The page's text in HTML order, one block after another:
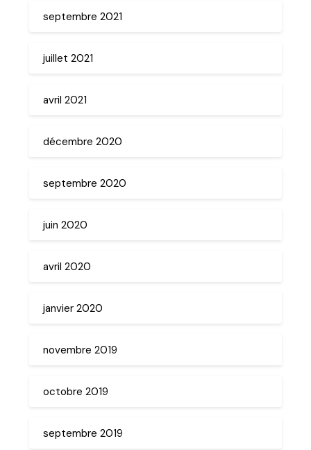
septembre 2021
juillet 2021
avril 2021
décembre 2020
septembre 2020
juin 2020
avril 2020
janvier 2020
novembre 2019
octobre 2019
septembre 2019